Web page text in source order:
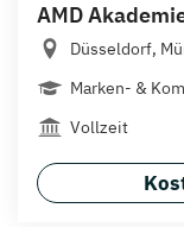
AMD
Düsseldorf,
Marken- &
Vollzeit